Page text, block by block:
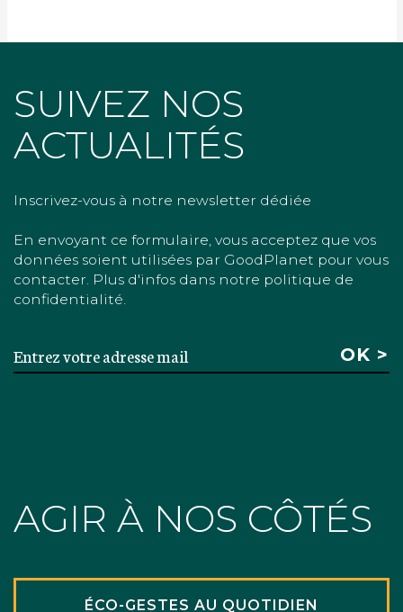
SUIVEZ NOS
ACTUALITÉS
Inscrivez-vous à notre newsletter dédiée
En envoyant ce formulaire, vous acceptez que vos
données soient utilisées par GoodPlanet pour vous
contacter. Plus d'infos dans notre politique de
confidentialité.
AGIR À NOS CÔTÉS
ÉCO-GESTES AU QUOTIDIEN